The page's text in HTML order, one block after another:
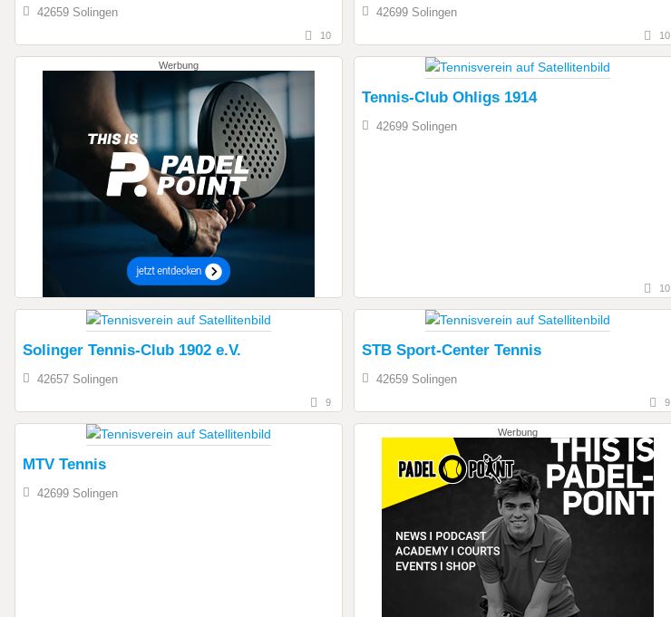
42659 Solingen
10
42699 Solingen
10
Werbung
Tennis-Club Ohligs 1914
42699 Solingen
10
Solinger Tennis-Club 1902 e.V.
42657 Solingen
9
STB Sport-Center Tennis
42659 Solingen
9
MTV Tennis
42699 Solingen
Werbung